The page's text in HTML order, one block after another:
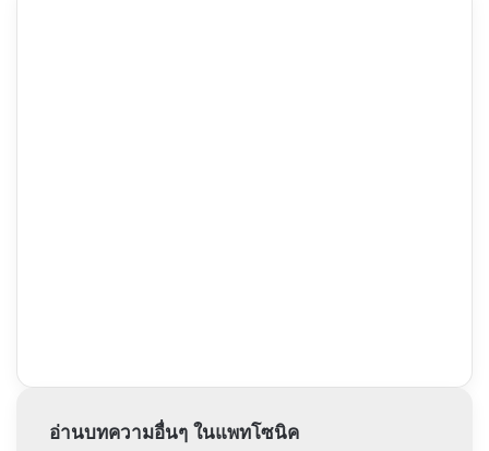
อ่านบทความอื่นๆ ในแพทโซนิค